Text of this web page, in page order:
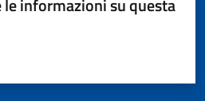
informazioni su questa
su 5
su 5
5